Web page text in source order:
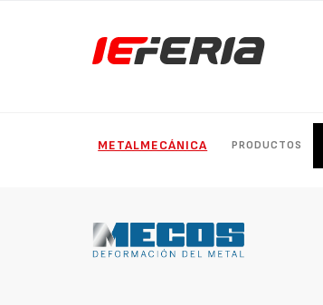
METALMECÁNICA PRODUCTOS